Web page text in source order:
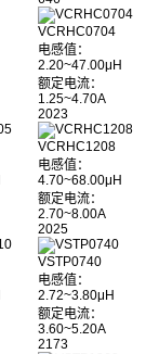
VCRHC0704
电感值：
2.20~47.00μH
额定电流：
1.25~4.70A
2023
VCRHC1208
电感值：
4.70~68.00μH
额定电流：
2.70~8.00A
2025
VSTP0740
电感值：
2.72~3.80μH
额定电流：
3.60~5.20A
2173